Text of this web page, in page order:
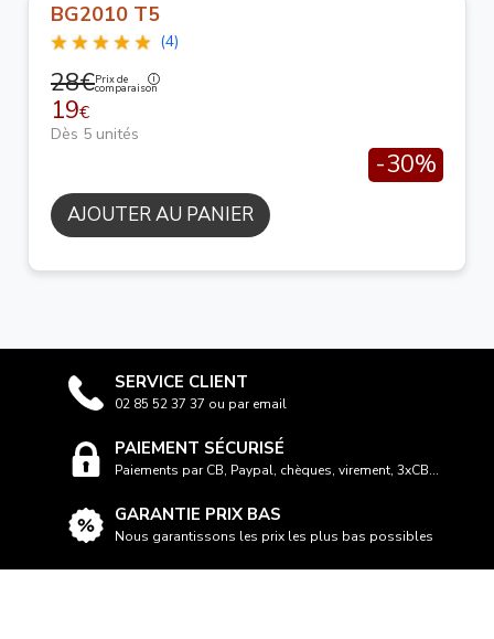
BG2010 T5
(4)
28€Prix de
comparaison
19€
Dès 5 unités
-30%
AJOUTER AU PANIER
SERVICE CLIENT
02 85 52 37 37 ou par email
PAIEMENT SÉCURISÉ
Paiements par CB, Paypal, chèques, virement, 3xCB...
GARANTIE PRIX BAS
Nous garantissons les prix les plus bas possibles